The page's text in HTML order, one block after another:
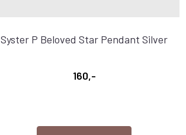
Syster P Beloved Star Pendant Silver
160,-